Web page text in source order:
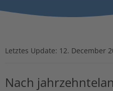
Letztes Update: 12. December
Nach